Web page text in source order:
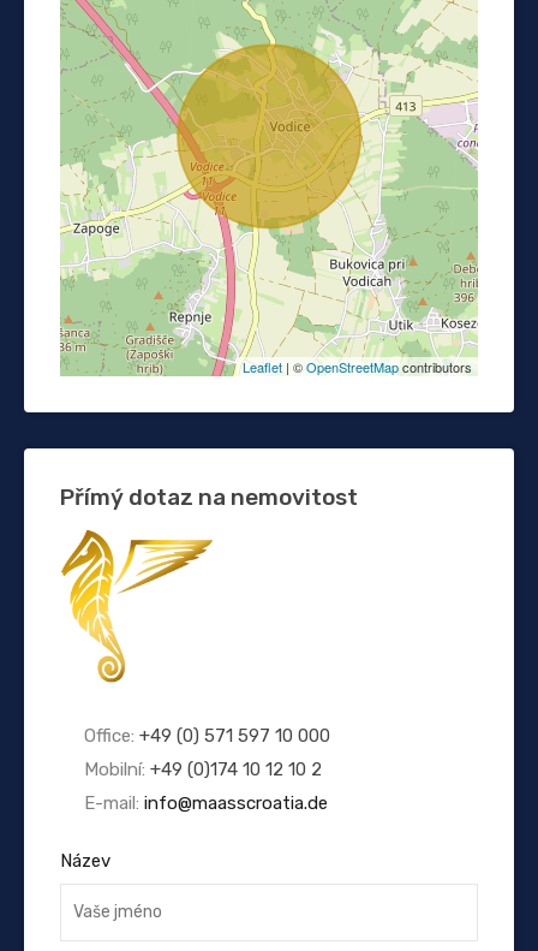
Leaflet | ©OpenStreetMapcontributors
Přímý dotaz na nemovitost
Office: +49 (0) 571 597 10 000
Mobilní: +49 (0)174 10 12 10 2
E-mail: info@maasscroatia.de
Název